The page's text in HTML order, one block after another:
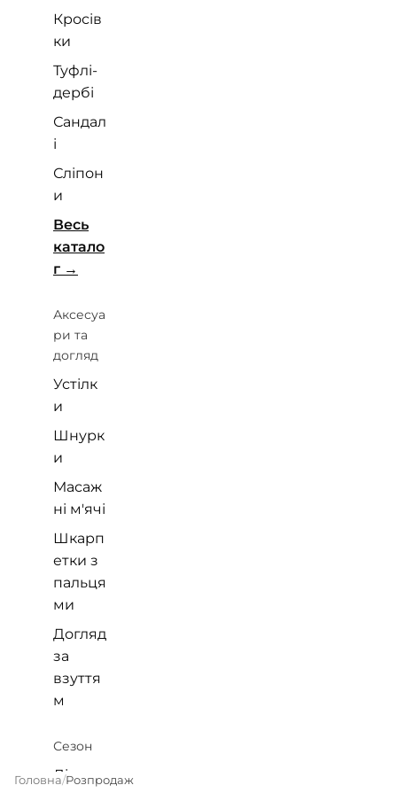
Кросів
ки
Туфлі-
дербі
Сандал
і
Сліпон
и
Весь
катало
г
Аксесуа
ри та
догляд
Устілк
и
Шнурк
и
Масаж
ні м'ячі
Шкарп
етки з
пальця
ми
Догляд
за
взуття
м
Сезон
Літнє
Головна Розпродаж